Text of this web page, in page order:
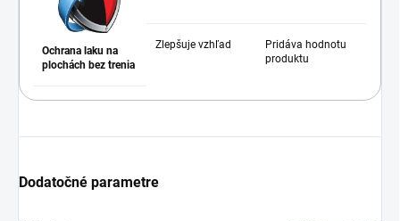
Ochrana laku na
plochách bez trenia
Zlepšuje vzhľad
Pridáva hodnotu
produktu
Dodatočné parametre